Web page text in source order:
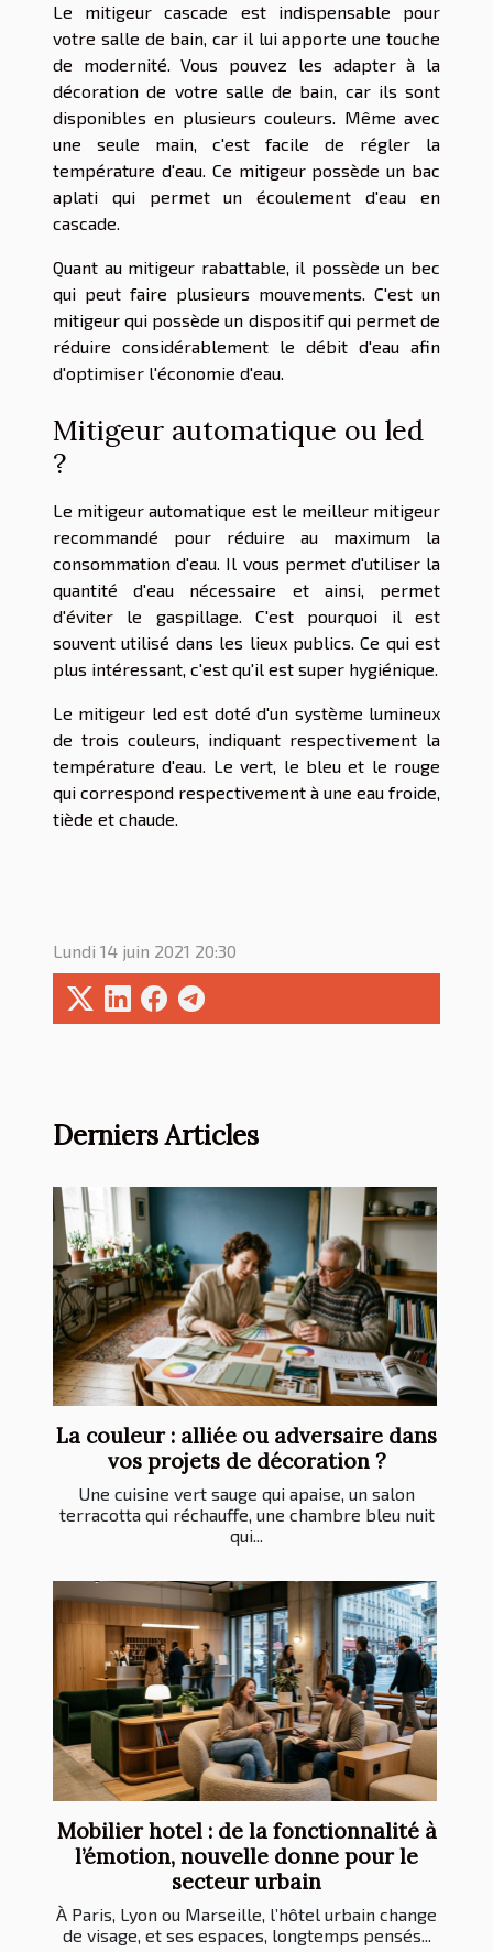
Le mitigeur cascade est indispensable pour
votre salle de bain, car il lui apporte une touche
de modernité. Vous pouvez les adapter à la
décoration de votre salle de bain, car ils sont
disponibles en plusieurs couleurs. Même avec
une seule main, c'est facile de régler la
température d'eau. Ce mitigeur possède un bac
aplati qui permet un écoulement d'eau en
cascade.
Quant au mitigeur rabattable, il possède un bec
qui peut faire plusieurs mouvements. C'est un
mitigeur qui possède un dispositif qui permet de
réduire considérablement le débit d'eau afin
d'optimiser l'économie d'eau.
Mitigeur automatique ou led
?
Le mitigeur automatique est le meilleur mitigeur
recommandé pour réduire au maximum la
consommation d'eau. Il vous permet d'utiliser la
quantité d'eau nécessaire et ainsi, permet
d'éviter le gaspillage. C'est pourquoi il est
souvent utilisé dans les lieux publics. Ce qui est
plus intéressant, c'est qu'il est super hygiénique.
Le mitigeur led est doté d'un système lumineux
de trois couleurs, indiquant respectivement la
température d'eau. Le vert, le bleu et le rouge
qui correspond respectivement à une eau froide,
tiède et chaude.
Lundi 14 juin 2021 20:30
Derniers Articles
La couleur : alliée ou adversaire dans
vos projets de décoration ?
Une cuisine vert sauge qui apaise, un salon
terracotta qui réchauffe, une chambre bleu nuit
qui...
Mobilier hotel : de la fonctionnalité à
l’émotion, nouvelle donne pour le
secteur urbain
À Paris, Lyon ou Marseille, l’hôtel urbain change
de visage, et ses espaces, longtemps pensés...